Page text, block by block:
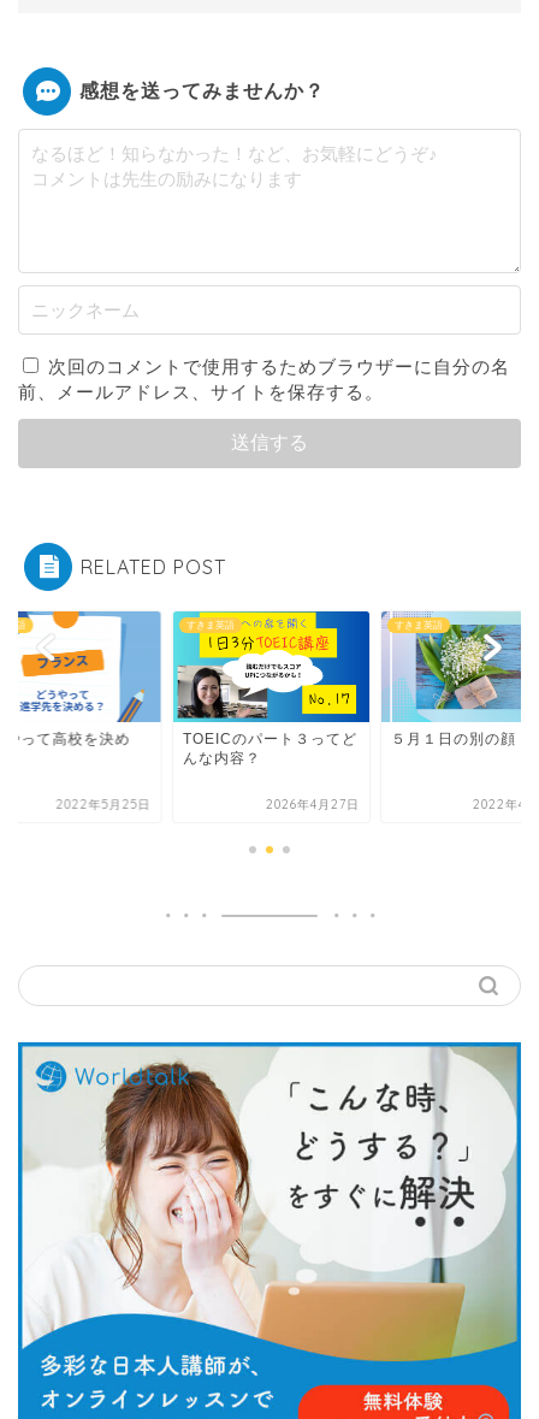
感想を送ってみませんか？
次回のコメントで使用するためブラウザーに自分の名
前、メールアドレス、サイトを保存する。
RELATED POST
英語
のパート３ってど
2026年4月27日
すきま英語
５月１日の別の顔
2022年4月26日
すきま英語
どうやって高校を決
2022年5